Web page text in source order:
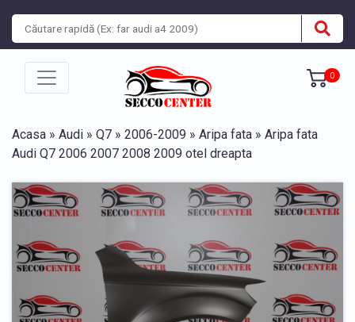
0
Acasa » Audi » Q7 » 2006-2009 » Aripa fata » Aripa fata
Audi Q7 2006 2007 2008 2009 otel dreapta